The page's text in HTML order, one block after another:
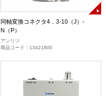
同軸変換コネクタ4．3-10（J）-
N（P）
アンリツ
商品コード：13421800